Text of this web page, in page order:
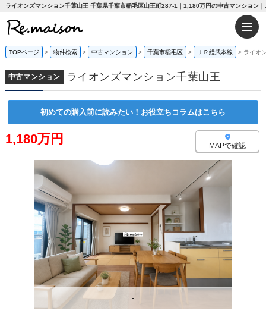
TOPページ > 物件検索 > 中古マンション > 千葉市稲毛区 > ＪＲ総武本線 > ライオ
中古マンション ライオンズマンション千葉山王
初めての購入前に読みたい！お役立ちコラムはこちら
1,180万円 MAPで確認
-